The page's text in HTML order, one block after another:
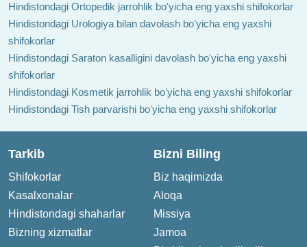
Hindistondagi Ortopedik jarrohlik boʻyicha eng yaxshi shifokorlar
Hindistondagi Urologiya bilan davolash boʻyicha eng yaxshi
shifokorlar
Hindistondagi Saraton kasalligini davolash boʻyicha eng yaxshi
shifokorlar
Hindistondagi Kosmetik jarrohlik boʻyicha eng yaxshi shifokorlar
Hindistondagi Tish parvarishi boʻyicha eng yaxshi shifokorlar
Tarkib
Shifokorlar
Kasalxonalar
Hindistondagi shaharlar
Bizning xizmatlar
Bizni Biling
Biz haqimizda
Aloqa
Missiya
Jamoa